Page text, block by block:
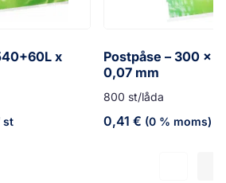
x
st
Postpåse – 300 x
0,07 mm
800 st/låda
0,41 € (0 % moms)